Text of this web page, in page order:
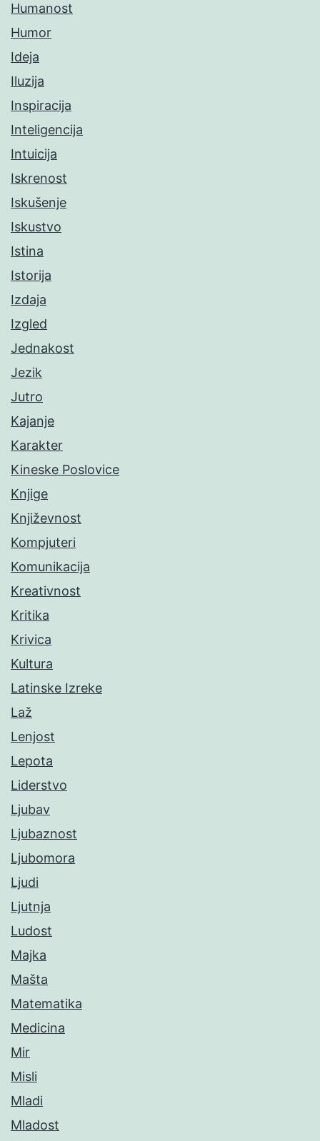
Humanost
Humor
Ideja
Iluzija
Inspiracija
Inteligencija
Intuicija
Iskrenost
Iskušenje
Iskustvo
Istina
Istorija
Izdaja
Izgled
Jednakost
Jezik
Jutro
Kajanje
Karakter
Kineske Poslovice
Knjige
Književnost
Kompjuteri
Komunikacija
Kreativnost
Kritika
Krivica
Kultura
Latinske Izreke
Laž
Lenjost
Lepota
Liderstvo
Ljubav
Ljubaznost
Ljubomora
Ljudi
Ljutnja
Ludost
Majka
Mašta
Matematika
Medicina
Mir
Misli
Mladi
Mladost